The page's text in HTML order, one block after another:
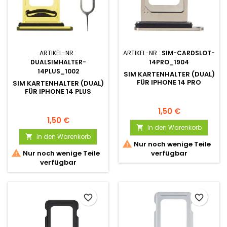
ARTIKEL-NR.:
DUALSIMHALTER-
14PLUS_1002
SIM KARTENHALTER (DUAL)
FÜR IPHONE 14 PLUS
1,50 €
 In den Warenkorb
 Nur noch wenige Teile
verfügbar
ARTIKEL-NR.: SIM-CARDSLOT-
14PRO_1904
SIM KARTENHALTER (DUAL)
FÜR IPHONE 14 PRO
1,50 €
 In den Warenkorb
 Nur noch wenige Teile
verfügbar
favorite_border favorite_border